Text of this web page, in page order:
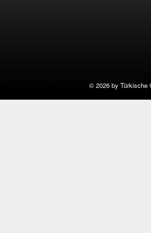
© 2026 by Türkische